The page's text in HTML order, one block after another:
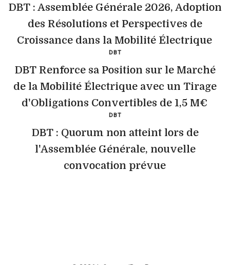
DBT : Assemblée Générale 2026, Adoption
des Résolutions et Perspectives de
Croissance dans la Mobilité Électrique
DBT
DBT Renforce sa Position sur le Marché
de la Mobilité Électrique avec un Tirage
d'Obligations Convertibles de 1,5 M€
DBT
DBT : Quorum non atteint lors de
l'Assemblée Générale, nouvelle
convocation prévue